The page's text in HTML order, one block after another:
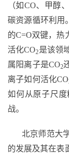
（如CO、甲醇
碳资源循环利用
的C=O双键，热
活化CO2是该领
属阳离子是CO2
离子如何活化CO
如何从原子尺
战。
北京师范大
的发展及其在表